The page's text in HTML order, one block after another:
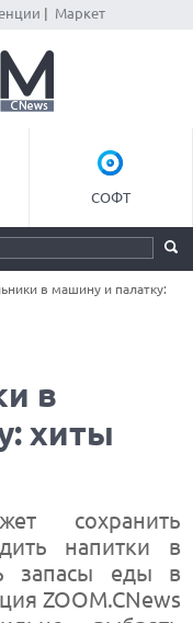
Маркет
СОФТ
в машину и палатку:
в
хиты
сохранить
напитки в
запасы еды в
ZOOM.CNews